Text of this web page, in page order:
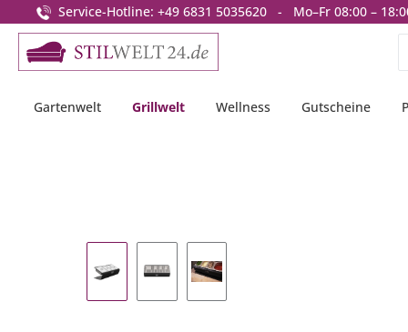
Zur Hauptnavigation springen
Service-Hotline: +49 6831 5035620 - Mo–Fr 08:00 –
Gartenwelt Grillwelt Wellness Gutscheine